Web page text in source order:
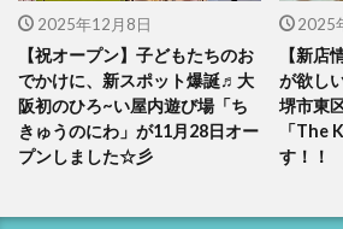
2025年12月8日
【祝オープン】子どもたちのお
でかけに、新スポット爆誕♬大
阪初のひろ~い屋内遊び場「ち
きゅうのにわ」が11月28日オー
プンしました☆彡
2025
【新店
が欲し
堺市東
「The
す！！